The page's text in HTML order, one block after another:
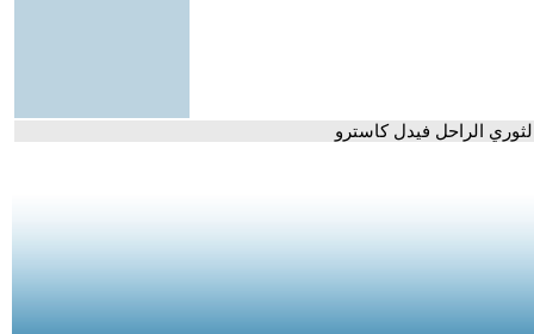
الراحل فيدل كاسترو